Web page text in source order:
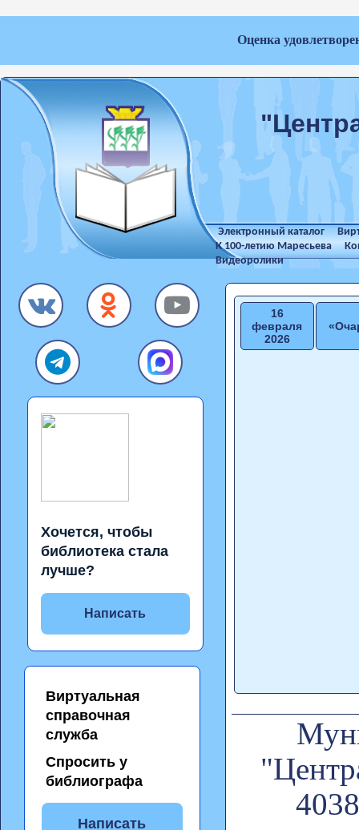
Оценка
Электронный каталог
К 100-летию Маресьева
Видеоролики
Хочется, чтобы
библиотека стала
лучше?
Написать
Виртуальная
справочная
служба
Спросить у
библиографа
Написать
16
февраля
2026